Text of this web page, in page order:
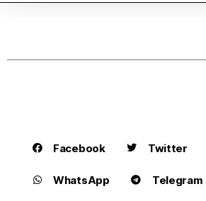
Facebook Twitter
WhatsApp Telegram